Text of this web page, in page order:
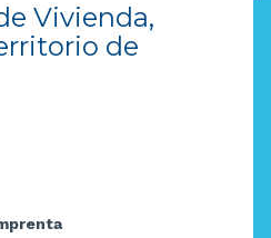
Vivienda,
de